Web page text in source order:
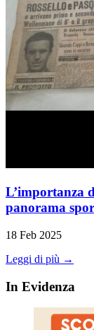
L’importanza
panorama
18 Feb 2025
Leggi di più →
In Evidenza